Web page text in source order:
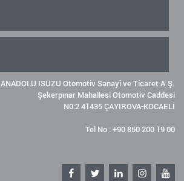
ANADOLU ISUZU Otomotiv Sanayi ve Ticaret A.Ş.
Şekerpınar Mahallesi Otomotiv Caddesi
N0:2 41435 ÇAYIROVA-KOCAELİ
Tel No : +90 850 200 19 00